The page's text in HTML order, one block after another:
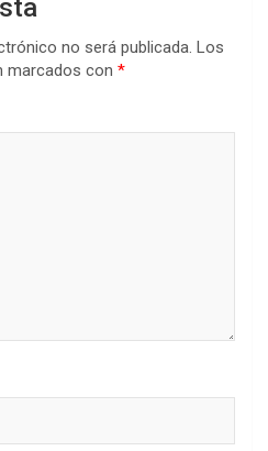
no será publicada. Los
marcados con *